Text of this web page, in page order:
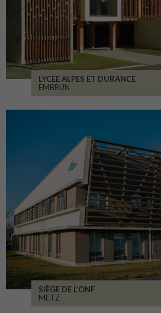
LYCÉE ALPES ET DURANCE
EMBRUN
SIÈGE DE L’ONF
METZ